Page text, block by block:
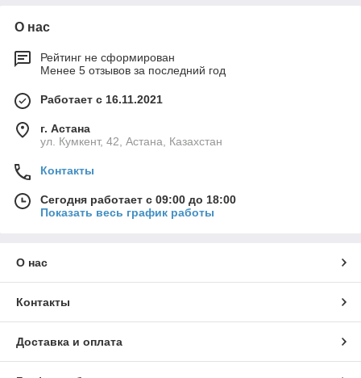
О нас
Рейтинг не сформирован
Менее 5 отзывов за последний год
Работает с 16.11.2021
г. Астана
ул. Кумкент, 42, Астана, Казахстан
Контакты
Сегодня работает с 09:00 до 18:00
Показать весь график работы
О нас
Контакты
Доставка и оплата